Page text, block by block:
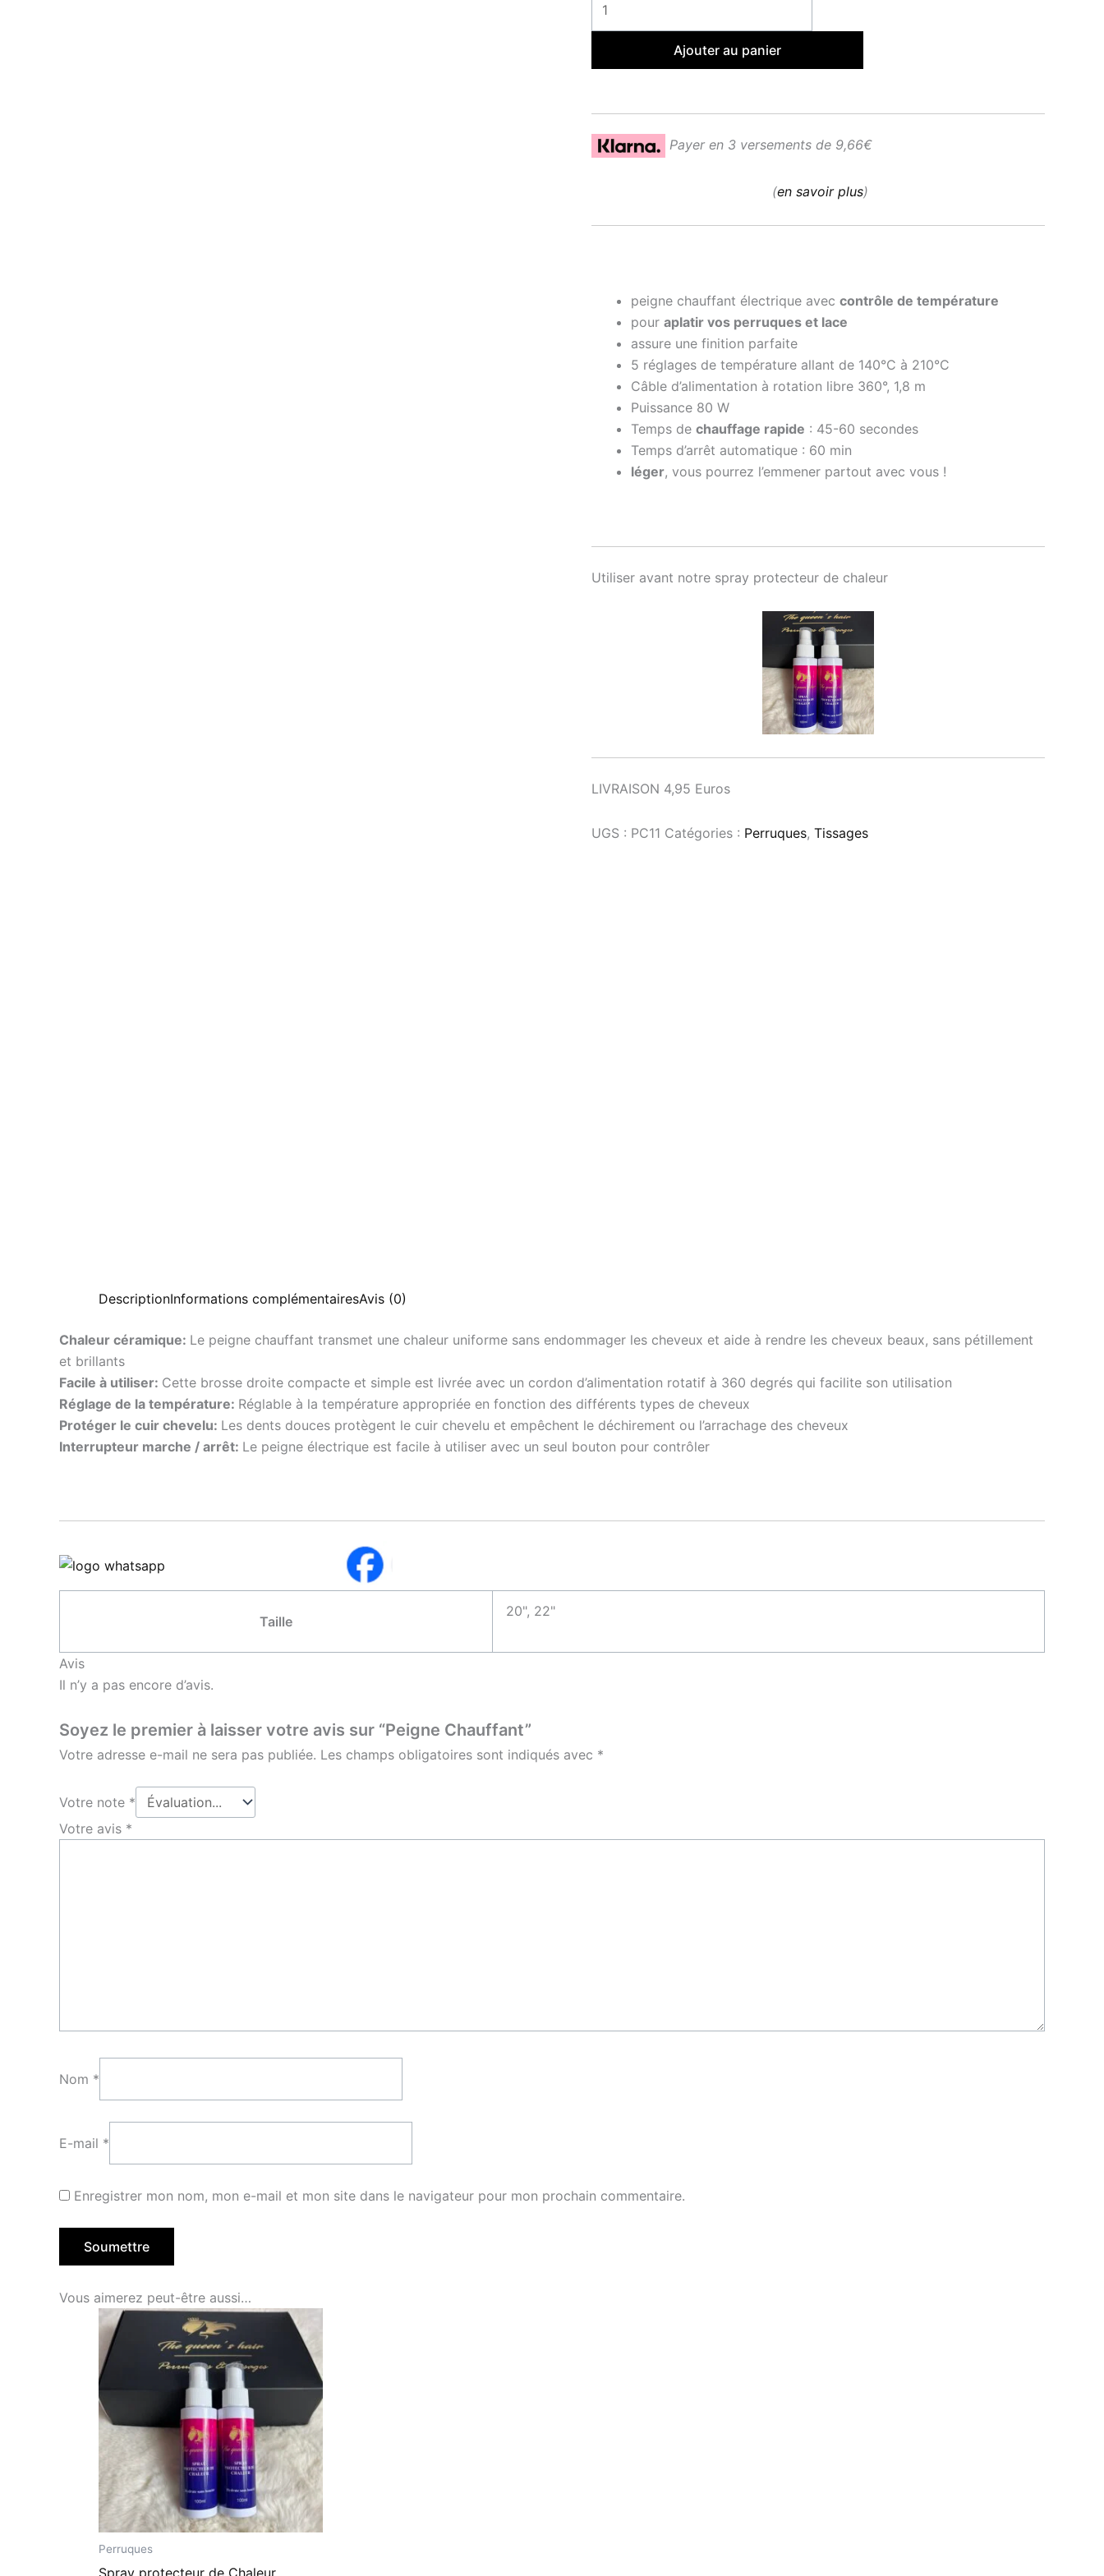
Ajouter au panier
Payer en 3 versements de 9,66€
(en savoir plus)
peigne chauffant électrique avec contrôle de température
pour aplatir vos perruques et lace
assure une finition parfaite
5 réglages de température allant de 140°C à 210°C
Câble d’alimentation à rotation libre 360°, 1,8 m
Puissance 80 W
Temps de chauffage rapide : 45-60 secondes
Temps d’arrêt automatique : 60 min
léger, vous pourrez l’emmener partout avec vous !
Utiliser avant notre spray protecteur de chaleur
LIVRAISON 4,95 Euros
UGS : PC11 Catégories : Perruques, Tissages
DescriptionInformations complémentairesAvis (0)
Chaleur céramique: Le peigne chauffant transmet une chaleur uniforme sans endommager les cheveux et aide à rendre les cheveux beaux, sans pétillement
et brillants
Facile à utiliser: Cette brosse droite compacte et simple est livrée avec un cordon d’alimentation rotatif à 360 degrés qui facilite son utilisation
Réglage de la température: Réglable à la température appropriée en fonction des différents types de cheveux
Protéger le cuir chevelu: Les dents douces protègent le cuir chevelu et empêchent le déchirement ou l’arrachage des cheveux
Interrupteur marche / arrêt: Le peigne électrique est facile à utiliser avec un seul bouton pour contrôler
Taille
20", 22"
Avis
Il n’y a pas encore d’avis.
Soyez le premier à laisser votre avis sur “Peigne Chauffant”
Votre adresse e-mail ne sera pas publiée. Les champs obligatoires sont indiqués avec *
Votre note *
Votre avis *
Nom *
E-mail *
Enregistrer mon nom, mon e-mail et mon site dans le navigateur pour mon prochain commentaire.
Vous aimerez peut-être aussi…
Perruques